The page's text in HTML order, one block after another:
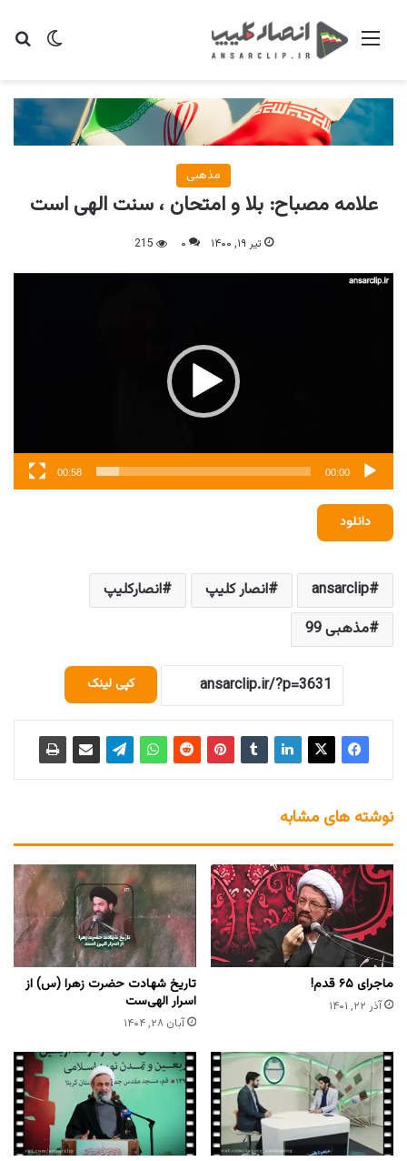
تغییر منو
مذهبی
علامه مصباح: بلا و امتحان ، سنت الهی است
تیر ۱۹, ۱۴۰۰ ۰ 215
نمایشگر
ویدیو
00:00
00:58
دانلود
ansarclip انصار کلیپ
انصارکلیپ
مذهبی 99
کپی لینک
نوشته های مشابه
ماجرای ۶۵ قدم!
آذر ۲۲, ۱۴۰۱
تاریخ شهادت حضرت زهرا (س) از
اسرار الهی‌ست
آبان ۲۸, ۱۴۰۴